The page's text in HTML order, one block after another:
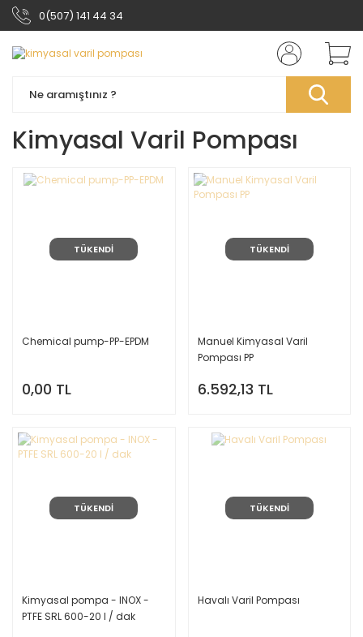
0(507) 141 44 34
Kimyasal Varil Pompası
TÜKENDİ
Chemical pump-PP-EPDM
0,00 TL
TÜKENDİ
Manuel Kimyasal Varil
Pompası PP
6.592,13 TL
TÜKENDİ
Kimyasal pompa - INOX -
PTFE SRL 600-20 l / dak
TÜKENDİ
Havalı Varil Pompası